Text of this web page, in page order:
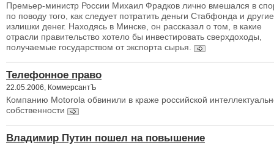
Премьер-министр России Михаил Фрадков лично вмешался в
по поводу того, как следует потратить деньги Стабфонда и другие
излишки денег. Находясь в Минске, он рассказал о том, в какие
отрасли правительство хотело бы инвестировать сверхдоходы,
получаемые государством от экспорта сырья.
Телефонное право
22.05.2006, КоммерсантЪ
Компанию Motorola обвинили в краже российской
собственности
Владимир Путин пошел на повышение